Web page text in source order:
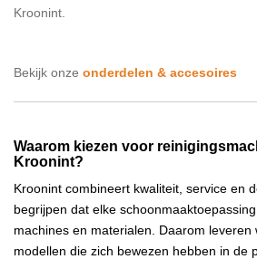
Kroonint.
Bekijk onze onderdelen & accesoires
Waarom kiezen voor
Kroonint?
Kroonint combineert kwaliteit, service en
begrijpen dat elke
machines en materialen. Daarom leveren
modellen die zich bewezen hebben in de